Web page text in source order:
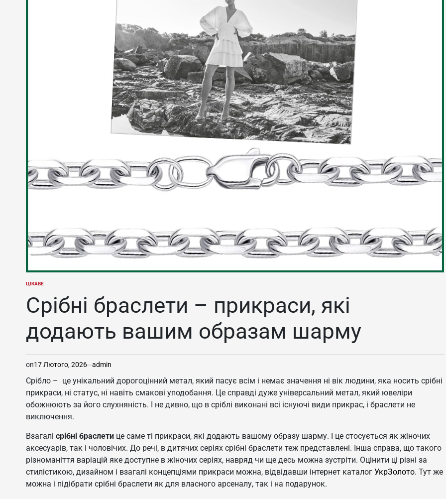
ОПУБЛІКУВАТИ
ЦІКАВЕ
Срібні браслети – прикраси, які
додають вашим образам шарму
on17 Лютого, 2026 admin
Срібло – це унікальний дорогоцінний метал, який пасує всім і немає значення ні вік людини, яка носить срібні
прикраси, ні статус, ні навіть смакові уподобання. Це справді дуже універсальний метал, який ювеліри
обожнюють за його слухняність. І не дивно, що в сріблі виконані всі існуючі види прикрас, і браслети не
виключення.
Взагалі срібні браслети це саме ті прикраси, які додають вашому образу шарму. І це стосується як жіночих
аксесуарів, так і чоловічих. До речі, в дитячих серіях срібні браслети теж представлені. Інша справа, що такого
різноманіття варіацій яке доступне в жіночих серіях, навряд чи ще десь можна зустріти. Оцінити ці різні за
стилістикою, дизайном і взагалі концепціями прикраси можна, відвідавши інтернет каталог УкрЗолото. Тут же
можна і підібрати срібні браслети як для власного арсеналу, так і на подарунок.